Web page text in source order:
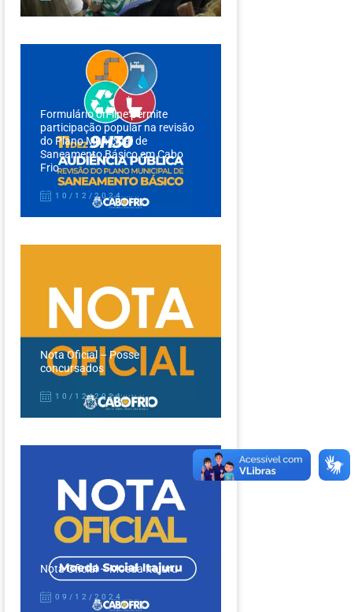
Formulário on-line permite
participação popular na revisão
do Plano Municipal de
Saneamento Básico em Cabo
Frio
10/12/2024
Nota Oficial – Posse
concursados
10/12/2024
Nota Oficial – Moeda Itajuru
09/12/2024